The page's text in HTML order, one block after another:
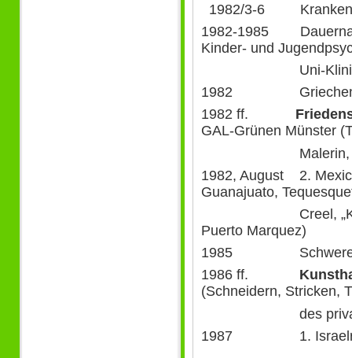
1982/3-6
1982-1985
Kinder- und
Uni-Klinik
1982
1982 ff.
GAL-Grünen Münster
Malerin, I.-
1982, August 2.
Guanajuato,
Creel,
Puerto Marquez)
1985 Schwerer
1986 ff.
(Schneidern, Stricken,
des privaten
1987 1.